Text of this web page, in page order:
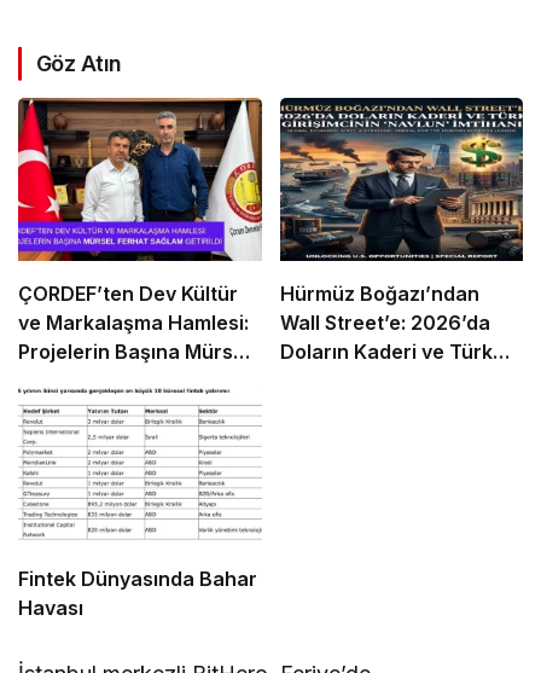
Göz Atın
ÇORDEF’ten Dev Kültür
ve Markalaşma Hamlesi:
Projelerin Başına Mürsel
Hürmüz Boğazı’ndan
Wall Street’e: 2026’da
Doların Kaderi ve Türk
Fintek Dünyasında Bahar
Havası